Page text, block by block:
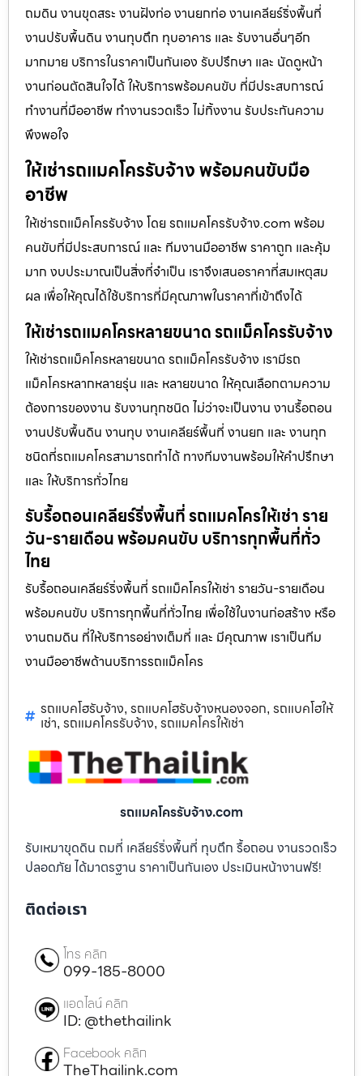
ถมดิน งานขุดสระ งานฝังท่อ งานยกท่อ งานเคลียร์ริ่งพื้นที่
งานปรับพื้นดิน งานทุบตึก ทุบอาคาร และ รับงานอื่นๆอีก
มากมาย บริการในราคาเป็นกันเอง รับปรึกษา และ นัดดูหน้า
งานก่อนตัดสินใจได้ ให้บริการพร้อมคนขับ ที่มีประสบการณ์
ทำงานที่มืออาชีพ ทำงานรวดเร็ว ไม่ทิ้งงาน รับประกันความ
พึงพอใจ
ให้เช่ารถแมคโครรับจ้าง พร้อมคนขับมือ
อาชีพ
ให้เช่ารถแม็คโครรับจ้าง โดย รถแมคโครรับจ้าง.com พร้อม
คนขับที่มีประสบการณ์ และ ทีมงานมืออาชีพ ราคาถูก และคุ้ม
มาก งบประมาณเป็นสิ่งที่จำเป็น เราจึงเสนอราคาที่สมเหตุสม
ผล เพื่อให้คุณได้ใช้บริการที่มีคุณภาพในราคาที่เข้าถึงได้
ให้เช่ารถแมคโครหลายขนาด รถแม็คโครรับจ้าง
ให้เช่ารถแม็คโครหลายขนาด รถแม็คโครรับจ้าง เรามีรถ
แม็คโครหลากหลายรุ่น และ หลายขนาด ให้คุณเลือกตามความ
ต้องการของงาน รับงานทุกชนิด ไม่ว่าจะเป็นงาน งานรื้อถอน
งานปรับพื้นดิน งานทุบ งานเคลียร์พื้นที่ งานยก และ งานทุก
ชนิดที่รถแมคโครสามารถทำได้ ทางทีมงานพร้อมให้คำปรึกษา
และ ให้บริการทั่วไทย
รับรื้อถอนเคลียร์ริ่งพื้นที่ รถแมคโครให้เช่า ราย
วัน-รายเดือน พร้อมคนขับ บริการทุกพื้นที่ทั่ว
ไทย
รับรื้อถอนเคลียร์ริ่งพื้นที่ รถแม็คโครให้เช่า รายวัน-รายเดือน
พร้อมคนขับ บริการทุกพื้นที่ทั่วไทย เพื่อใช้ในงานก่อสร้าง หรือ
งานถมดิน ที่ให้บริการอย่างเต็มที่ และ มีคุณภาพ เราเป็นทีม
งานมืออาชีพด้านบริการรถแม็คโคร
รถแบคโฮรับจ้าง, รถแบคโฮรับจ้างหนองจอก, รถแบคโฮให้
เช่า, รถแมคโครรับจ้าง, รถแมคโครให้เช่า
รถแมคโครรับจ้าง.com
รับเหมาขุดดิน ถมที่ เคลียร์ริ่งพื้นที่ ทุบตึก รื้อถอน งานรวดเร็ว
ปลอดภัย ได้มาตรฐาน ราคาเป็นกันเอง ประเมินหน้างานฟรี!
ติดต่อเรา
โทร คลิก
099-185-8000
แอดไลน์ คลิก
ID: @thethailink
Facebook คลิก
TheThailink.com